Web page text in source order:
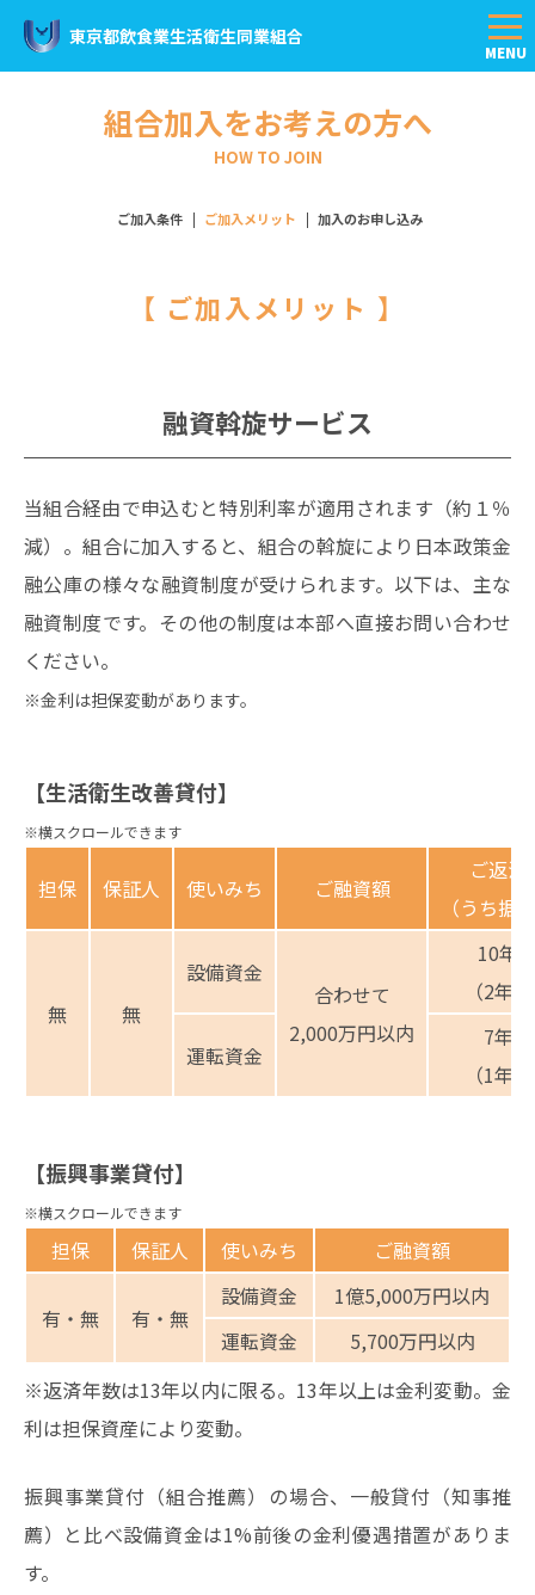
東京都飲食業生活衛生同業組合
組合加入をお考えの方へ
HOW TO JOIN
ご加入条件 ご加入メリット 加入のお申し込み
【 ご加入メリット 】
融資斡旋サービス
当組合経由で申込むと特別利率が適用されます（約１％
減）。組合に加入すると、組合の斡旋により日本政策金
融公庫の様々な融資制度が受けられます。以下は、主な
融資制度です。その他の制度は本部へ直接お問い合わせ
ください。
※金利は担保変動があります。
【生活衛生改善貸付】
担保 保証人 使いみち ご融資額
ご返済
（うち据
無 無
設備資金
合わせて
2,000万円以内
10年
（2年
運転資金
7年
（1年
【振興事業貸付】
担保 保証人 使いみち ご融資額
有・無 有・無
設備資金
1億5,000万円以内
運転資金
5,700万円以内
※返済年数は13年以内に限る。13年以上は金利変動。金
利は担保資産により変動。
振興事業貸付（組合推薦）の場合、一般貸付（知事推
薦）と比べ設備資金は1%前後の金利優遇措置がありま
す。